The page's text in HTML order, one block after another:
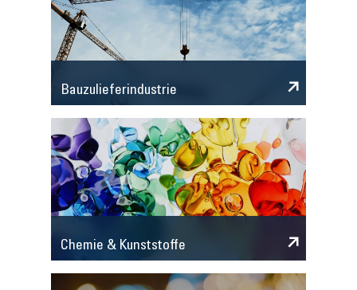
Bauzulieferindustrie
Chemie & Kunststoffe